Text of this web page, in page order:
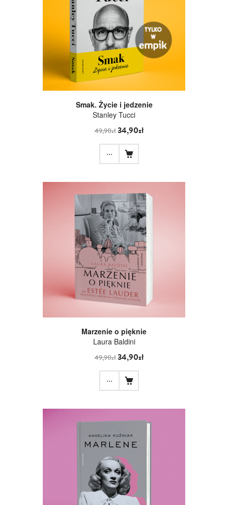
Smak. Życie i jedzenie
Stanley Tucci
49,90zł34,90zł
...
Marzenie o pięknie
Laura Baldini
49,90zł34,90zł
...